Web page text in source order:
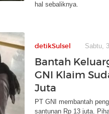
hal sebaliknya.
detikSulsel Sabtu,
Bantah
GNI Klaim
Juta
PT GNI membantah
santunan Rp 13 juta.